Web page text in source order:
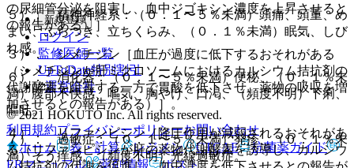
の尿細管分泌を阻害し、血中ジゴキシン濃度を上昇させると
の報告がある）］。
３）． シメチジン［血圧が過度に低下するおそれがある
（シメチジンが肝ミクロソームにおけるカルシウム拮抗剤の
代謝酵素を阻害する一方で胃酸を低下させ、薬物の吸収を増
加させるとの報告がある）］。
４）． リファンピシン［降圧作用が減弱されるおそれがあ
る（リファンピシンが肝の薬物代謝酵素を誘導し、カルシウ
５）． 精神神経系：（０．１〜５％未満）頭痛、頭重、め
まい、ふらつき、立ちくらみ、（０．１％未満）眠気、しび
れ感。
６）． 消化器：（０．１〜５％未満）便秘、（０．１％未
満）腹部不快感、嘔気、胸やけ、口渇、（頻度不明）下痢、
嘔吐。
７）． 過敏症：（０．１〜５％未満）発疹、（０．１％未
満）そう痒感、（頻度不明）光線過敏症。
新規登録
ログイン
監修医師一覧
UpToDate特別割引
運営会社
© 2021 HOKUTO Inc. All rights reserved.
利用規約プライバシーポリシーお問い合わせ
ホーム
表・計算 レジメン CTCAE
抗菌薬ガイド
ERマニュアル
薬剤情報 ポスト